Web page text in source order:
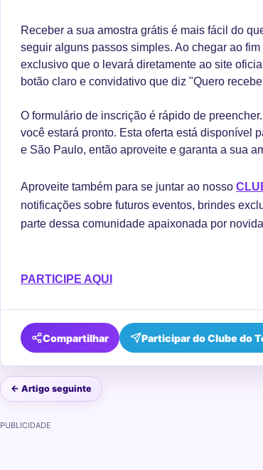
Receber a sua amostra grátis é mais fácil do
seguir alguns passos simples. Ao chegar ao
exclusivo que o levará diretamente ao site
botão claro e convidativo que diz "Quero
O formulário de inscrição é rápido de
você estará pronto. Esta oferta está disponível
e São Paulo, então aproveite e garanta a sua
Aproveite também para se juntar ao nosso
notificações sobre futuros eventos, brindes
parte dessa comunidade apaixonada por
PARTICIPE AQUI
Compartilhar Participar do Clube do
← Artigo seguinte
PUBLICIDADE